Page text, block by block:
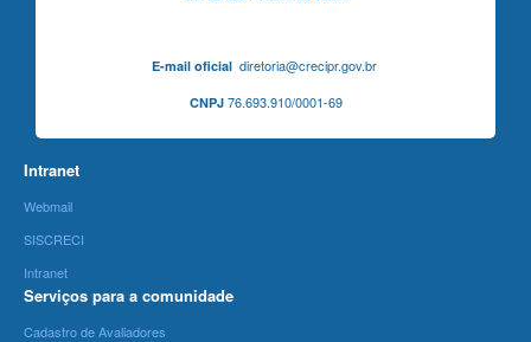
E-mail oficialdiretoria@crecipr.gov.br
CNPJ76.693.910/0001-69
Intranet
Webmail
SISCRECI
Intranet
Serviços para a comunidade
Cadastro de Avaliadores